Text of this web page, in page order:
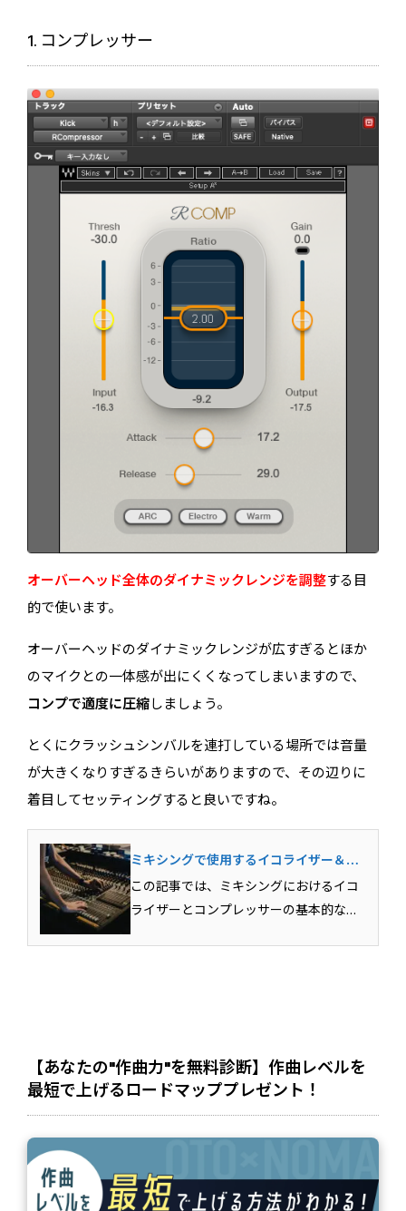
1. コンプレッサー
オーバーヘッド全体のダイナミックレンジを調整する目
的で使います。
オーバーヘッドのダイナミックレンジが広すぎるとほか
のマイクとの一体感が出にくくなってしまいますので、
コンプで適度に圧縮しましょう。
とくにクラッシュシンバルを連打している場所では音量
が大きくなりすぎるきらいがありますので、その辺りに
着目してセッティングすると良いですね。
ミキシングで使用するイコライザー＆コ
ンプレッサーの基本テクニック
この記事では、ミキシングにおけるイコ
ライザーとコンプレッサーの基本的な用
【あなたの"作曲力"を無料診断】作曲レベルを
最短で上げるロードマッププレゼント！